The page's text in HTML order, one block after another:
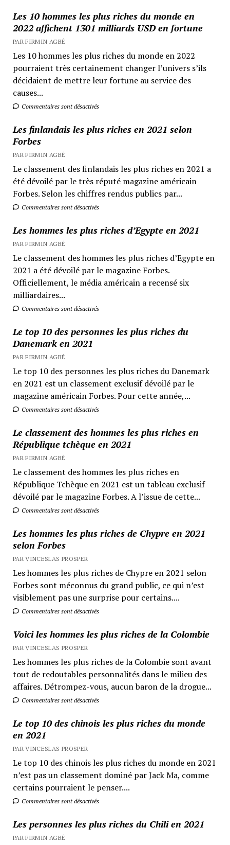
Les 10 hommes les plus riches du monde en
2022 affichent 1301 milliards USD en fortune
PAR FIRMIN AGBÉ
Les 10 hommes les plus riches du monde en 2022
pourraient très certainement changer l’univers s’ils
décidaient de mettre leur fortune au service des
causes...
Commentaires sont désactivés
Les finlandais les plus riches en 2021 selon
Forbes
PAR FIRMIN AGBÉ
Le classement des finlandais les plus riches en 2021 a
été dévoilé par le très réputé magazine américain
Forbes. Selon les chiffres rendus publics par...
Commentaires sont désactivés
Les hommes les plus riches d’Egypte en 2021
PAR FIRMIN AGBÉ
Le classement des hommes les plus riches d’Egypte en
2021 a été dévoilé par le magazine Forbes.
Officiellement, le média américain a recensé six
milliardaires...
Commentaires sont désactivés
Le top 10 des personnes les plus riches du
Danemark en 2021
PAR FIRMIN AGBÉ
Le top 10 des personnes les plus riches du Danemark
en 2021 est un classement exclusif dévoilé par le
magazine américain Forbes. Pour cette année,...
Commentaires sont désactivés
Le classement des hommes les plus riches en
République tchèque en 2021
PAR FIRMIN AGBÉ
Le classement des hommes les plus riches en
République Tchèque en 2021 est un tableau exclusif
dévoilé par le magazine Forbes. A l’issue de cette...
Commentaires sont désactivés
Les hommes les plus riches de Chypre en 2021
selon Forbes
PAR VINCESLAS PROSPER
Les hommes les plus riches de Chypre en 2021 selon
Forbes sont méconnus du grand public, ce qui n’est
visiblement pas une surprise pour certains....
Commentaires sont désactivés
Voici les hommes les plus riches de la Colombie
PAR VINCESLAS PROSPER
Les hommes les plus riches de la Colombie sont avant
tout de redoutables personnalités dans le milieu des
affaires. Détrompez-vous, aucun baron de la drogue...
Commentaires sont désactivés
Le top 10 des chinois les plus riches du monde
en 2021
PAR VINCESLAS PROSPER
Le top 10 des chinois les plus riches du monde en 2021
n’est pas un classement dominé par Jack Ma, comme
certains pourraient le penser....
Commentaires sont désactivés
Les personnes les plus riches du Chili en 2021
PAR FIRMIN AGBÉ